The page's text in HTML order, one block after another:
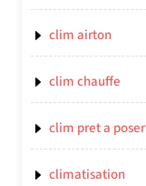
clim airton
clim chauffe
clim pret a poser
climatisation